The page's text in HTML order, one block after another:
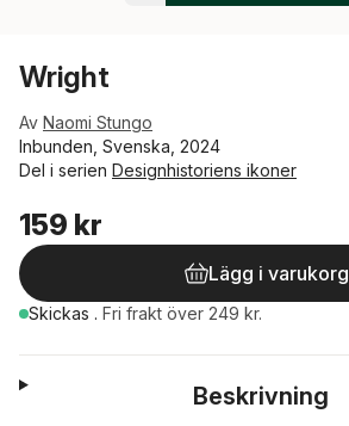
Wright
Av Naomi Stungo
Inbunden, Svenska, 2024
Del i serien Designhistoriens ikoner
159 kr
Lägg i varukorg
Skickas . Fri frakt över 249 kr.
Beskrivning